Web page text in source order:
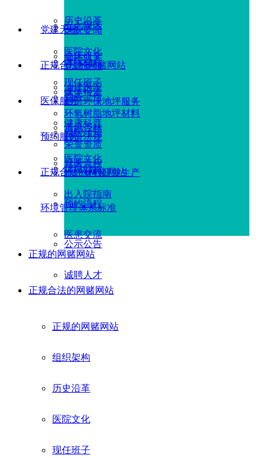
历史沿革
医院文化
现任班子
环氧树脂地坪材料
荣誉资质
五七院区
临床研究
油建医院
医院要闻
医院动态
媒体报道
健康科普
党建天地
党建新闻
党务工作
清风杏林
医院文化
正规合法的网赌网站
耐磨环保地坪服务
就医须知
就医流程
出入院指南
医保服务
政策法规
信息公示
预约服务
地坪材料研发生产
预约流程
医患交流
正规合法的网赌网站
环境管理体系标准
公示公告
诚聘人才
正规的网赌网站
正规合法的网赌网站
正规的网赌网站
组织架构
历史沿革
医院文化
现任班子